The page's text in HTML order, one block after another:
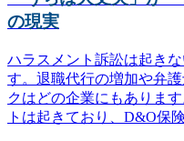
の現実
ハラスメント訴訟は起き
す。退職代行の増加や弁
クはどの企業にもありま
トは起きており、D&O保